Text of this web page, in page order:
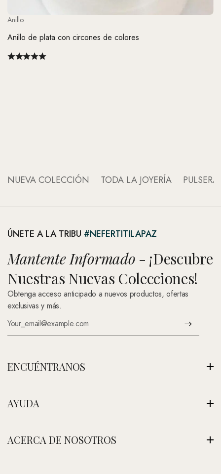
Anillo
Anillo de plata con circones de colores
NUEVA COLECCIÓN TODA LA JOYERÍA
ÚNETE A LA TRIBU #NEFERTITILAPAZ
Mantente Informado - ¡Descubre
Nuestras Nuevas Colecciones!
Obtenga acceso anticipado a nuevos productos, ofertas
exclusivas y más.
ENCUÉNTRANOS
Ver Nuestra Tienda
contacto@nefertitijoyas.com
AYUDA
Política de Privacidad
ACERCA DE NOSOTROS